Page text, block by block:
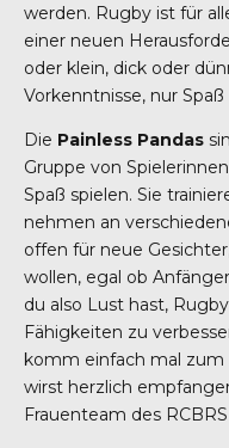
werden. Rugby ist für
einer neuen
oder klein, dick oder
Vorkenntnisse, nur
Die Painless Pandas
Gruppe von
Spaß spielen. Sie
nehmen an
offen für neue
wollen, egal ob
du also Lust hast,
Fähigkeiten zu
komm einfach mal zum
wirst herzlich
Frauenteam des